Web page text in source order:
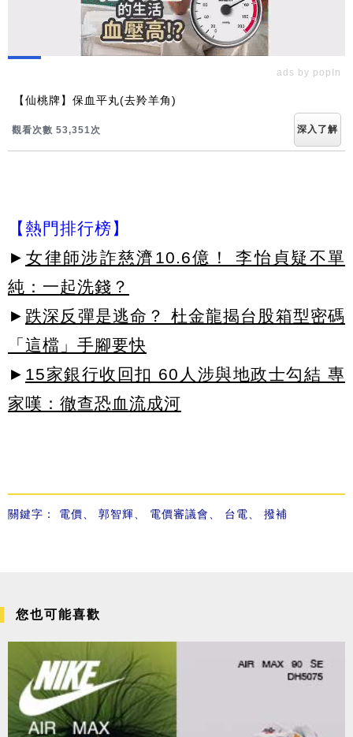
ads by popIn
【仙桃牌】保血平丸(去羚羊角)
觀看次數 53,358次 深入了解
【熱門排行榜】
► 女律師涉詐慈濟10.6億！ 李怡貞疑不單
純：一起洗錢？
► 跌深反彈是逃命？ 杜金龍揭台股箱型密碼
「這檔」手腳要快
► 15家銀行收回扣 60人涉與地政士勾結 專
家嘆：徹查恐血流成河
關鍵字： 電價 郭智輝 電價審議會 台電 撥補
您也可能喜歡